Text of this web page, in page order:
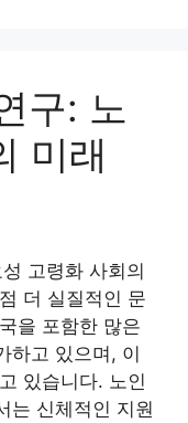
구: 노
미래
고령화 사회의
더 실질적인 문
을 포함한 많은
하고 있으며, 이
있습니다. 노인
는 신체적인 지원